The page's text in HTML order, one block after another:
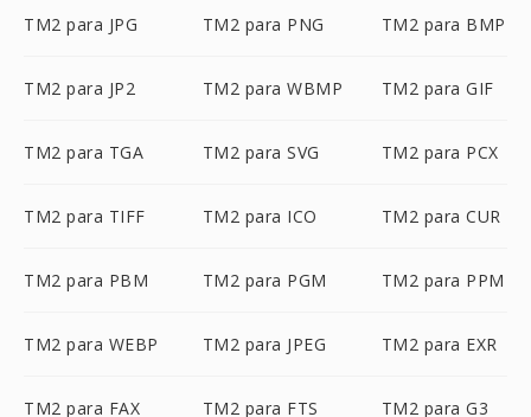
TM2 para JPG TM2 para PNG TM2 para BMP
TM2 para JP2 TM2 para WBMP TM2 para GIF
TM2 para TGA TM2 para SVG TM2 para PCX
TM2 para TIFF TM2 para ICO TM2 para CUR
TM2 para PBM TM2 para PGM TM2 para PPM
TM2 para WEBP TM2 para JPEG TM2 para EXR
TM2 para FAX TM2 para FTS TM2 para G3